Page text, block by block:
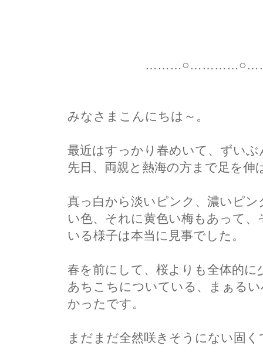
みなさまこんにちは～。
最近はすっかり春めいて、ずい
先日、両親と熱海の方まで足を
真っ白から淡いピンク、濃いピ
い色、それに黄色い梅もあって
いる様子は本当に見事でした。
春を前にして、桜よりも全体的
あちこちについている、まぁる
かったです。
まだまだ全然咲きそうにない固